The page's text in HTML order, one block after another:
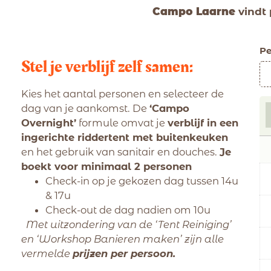
Campo Laarne vindt
Stel je verblijf zelf samen:
Kies het aantal personen en selecteer de
dag van je aankomst. De ‘Campo
Overnight’ formule omvat je verblijf in een
ingerichte riddertent met buitenkeuken
en het gebruik van sanitair en douches. Je
boekt voor minimaal 2 personen
Check-in op je gekozen dag tussen 14u
& 17u
Check-out de dag nadien om 10u
Met uitzondering van de ‘Tent Reiniging’
en ‘Workshop Banieren maken’ zijn alle
vermelde prijzen per persoon.